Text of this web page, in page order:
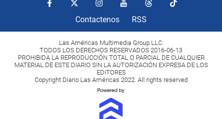
Contactenos RSS
Las Américas Multimedia Group LLC.
TODOS LOS DERECHOS RESERVADOS 2016-06-13
PROHIBIDA LA REPRODUCCIÓN TOTAL O PARCIAL DE CUALQUIER
MATERIAL DE ESTE DIARIO SIN LA AUTORIZACIÓN EXPRESA DE LOS
EDITORES
Copyright Diario Las Américas 2022. All rights reserved